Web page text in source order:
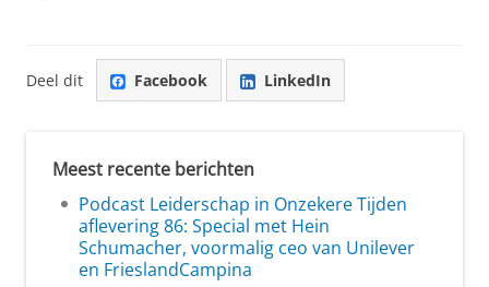
Deel dit Facebook LinkedIn
Meest recente berichten
Podcast Leiderschap in Onzekere Tijden
aflevering 86: Special met Hein
Schumacher, voormalig ceo van Unilever
en FrieslandCampina